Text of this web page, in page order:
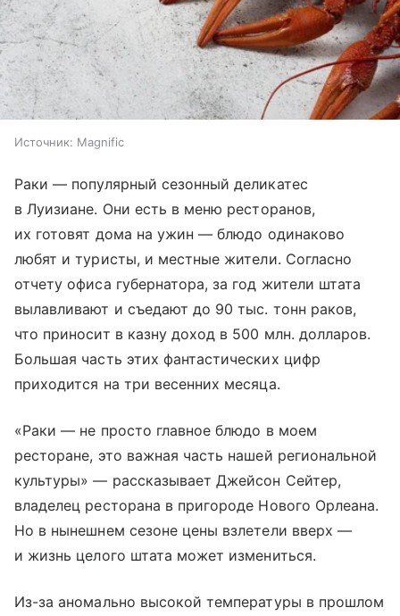
Источник: Magnific
Раки — популярный сезонный деликатес
в Луизиане. Они есть в меню ресторанов,
их готовят дома на ужин — блюдо одинаково
любят и туристы, и местные жители. Согласно
отчету офиса губернатора, за год жители штата
вылавливают и съедают до 90 тыс. тонн раков,
что приносит в казну доход в 500 млн. долларов.
Большая часть этих фантастических цифр
приходится на три весенних месяца.
«Раки — не просто главное блюдо в моем
ресторане, это важная часть нашей региональной
культуры» — рассказывает Джейсон Сейтер,
владелец ресторана в пригороде Нового Орлеана.
Но в нынешнем сезоне цены взлетели вверх —
и жизнь целого штата может измениться.
Из-за аномально высокой температуры в прошлом